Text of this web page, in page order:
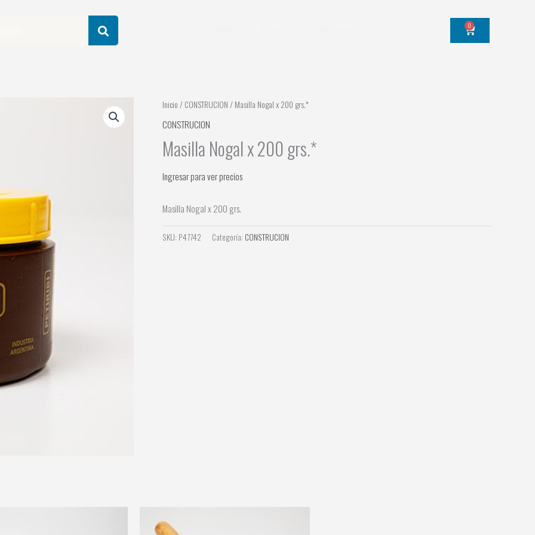
0
Cart
Inicio / CONSTRUCION / Masilla Nogal x 200 grs.*
CONSTRUCION
Masilla Nogal x 200 grs.*
Ingresar para ver precios
Masilla Nogal x 200 grs.
SKU: P47742 Categoría: CONSTRUCION